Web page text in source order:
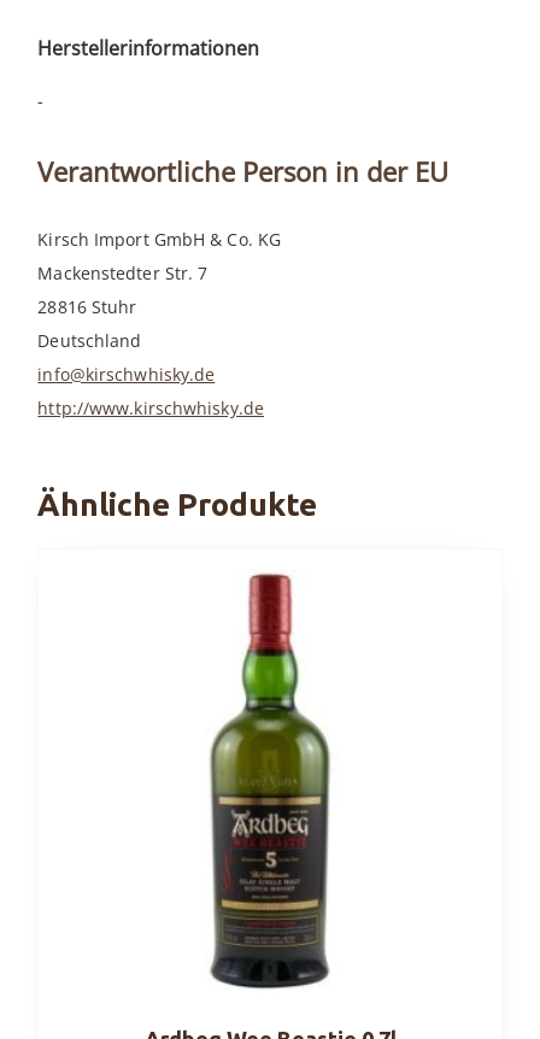
Herstellerinformationen
-
Verantwortliche Person in der EU
Kirsch Import GmbH & Co. KG
Mackenstedter Str. 7
28816 Stuhr
Deutschland
info@kirschwhisky.de
http://www.kirschwhisky.de
Ähnliche Produkte